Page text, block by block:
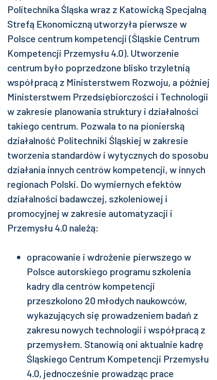
Politechnika Śląska wraz z Katowicką Specjalną
Strefą Ekonomiczną utworzyła pierwsze w
Polsce centrum kompetencji (Śląskie Centrum
Kompetencji Przemysłu 4.0). Utworzenie
centrum było poprzedzone blisko trzyletnią
współpracą z Ministerstwem Rozwoju, a później
Ministerstwem Przedsiębiorczości i Technologii
w zakresie planowania struktury i działalności
takiego centrum. Pozwala to na pionierską
działalność Politechniki Śląskiej w zakresie
tworzenia standardów i wytycznych do sposobu
działania innych centrów kompetencji, w innych
regionach Polski. Do wymiernych efektów
działalności badawczej, szkoleniowej i
promocyjnej w zakresie automatyzacji i
Przemysłu 4.0 należą:
opracowanie i wdrożenie pierwszego w
Polsce autorskiego programu szkolenia
kadry dla centrów kompetencji
przeszkolono 20 młodych naukowców,
wykazujących się prowadzeniem badań z
zakresu nowych technologii i współpracą z
przemysłem. Stanowią oni aktualnie kadrę
Śląskiego Centrum Kompetencji Przemysłu
4.0, jednocześnie prowadząc prace